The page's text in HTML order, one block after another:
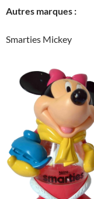
Autres marques :
Smarties Mickey